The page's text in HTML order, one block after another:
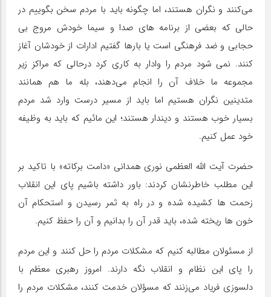
می‌کنند و نگران هستند، اما چگونه باید با مردم سخن بگوییم در
حالی که بعضی از برنامه های صدا و سیما خودش مروج بی
حجابی و ضد فرهنگی است یا بارها گفتیم ادارات از خودشان آغاز
کنند. نمی شود مردم را وادار به کاری کرد درحالی که مراکز زیر
مجموعه ما خلاف آن را انجام می‌دهند، بله ما هم همانند
متدینین نگران هستیم اما باید از مسیر درست وارد شد مردم
بسیار خوب هستند و دیندار هستند؛ این مائیم که باید به وظیفه
خود عمل کنیم.
حضرت آیت الله العظمی نوری همدانی «دامت برکاته» با تاکید بر
این مطلب خاطرنشان کردند: باور داشته باشیم پای این انقلاب
زحمت ها کشیده شده و در راه به ثمر رسیدن و استحکام آن
خون ها ریخته شده، باید قدر آن را بدانیم و آن را حفظ کنیم.
از مسئولان مطالبه کنیم که مشکلات مردم را حل کنند و این مردم
را پای این نظام و انقلاب نگه دارند. امروز رهبری معظم با
دلسوزی فریاد می‌زنند که مسؤلان خدمت کنند، مشکلات مردم‌ را